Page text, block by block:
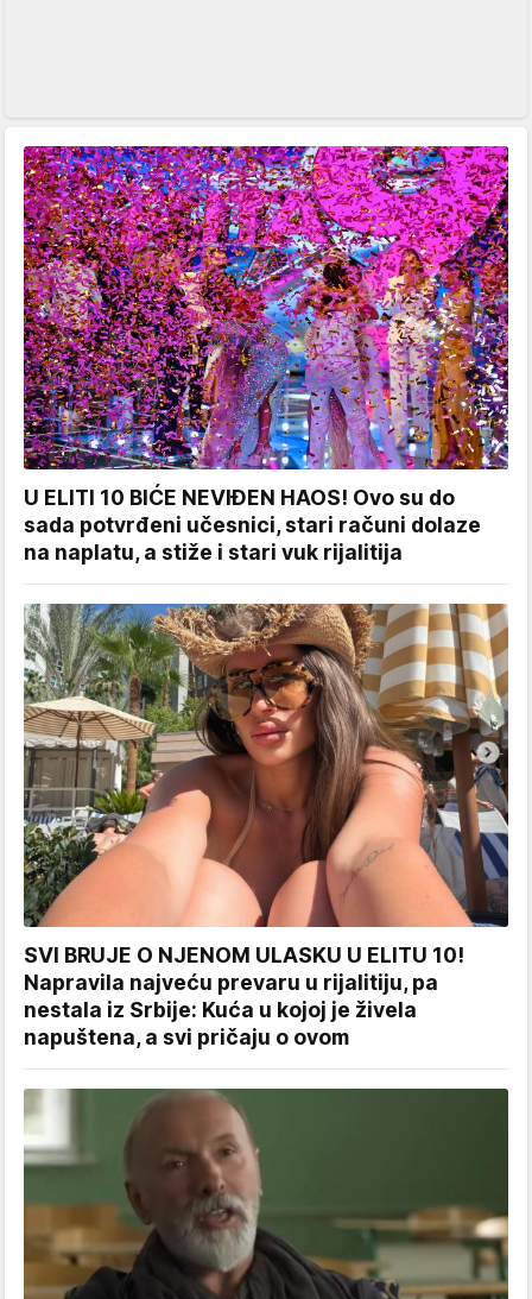
U ELITI 10 BIĆE NEVIĐEN HAOS! Ovo su do
sada potvrđeni učesnici, stari računi dolaze
na naplatu, a stiže i stari vuk rijalitija
SVI BRUJE O NJENOM ULASKU U ELITU 10!
Napravila najveću prevaru u rijalitiju, pa
nestala iz Srbije: Kuća u kojoj je živela
napuštena, a svi pričaju o ovom